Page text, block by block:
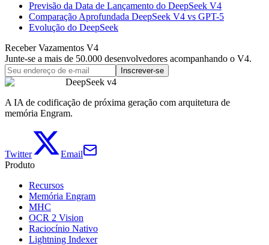
Previsão da Data de Lançamento do DeepSeek V4
Comparação Aprofundada DeepSeek V4 vs GPT-5
Evolução do DeepSeek
Receber Vazamentos V4
Junte-se a mais de 50.000 desenvolvedores acompanhando o V4.
Inscrever-se
DeepSeek v4
A IA de codificação de próxima geração com arquitetura de
memória Engram.
Twitter
Email
Produto
Recursos
Memória Engram
MHC
OCR 2 Vision
Raciocínio Nativo
Lightning Indexer